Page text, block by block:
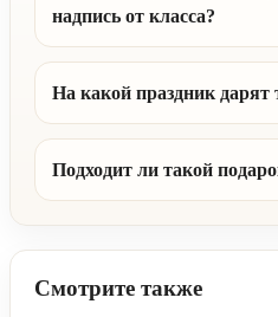
надпись от класса?
На какой праздник дарят
Подходит ли такой
Смотрите также